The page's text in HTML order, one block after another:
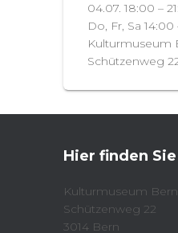
04.07. 18:00 –
Do, Fr, Sa 14:00
Kulturmuseum
Schützenweg
Hier finden
Kulturmuseum Bern
Schützenweg 22
3014 Bern